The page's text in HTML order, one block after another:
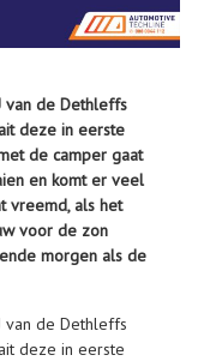
van de Dethleffs
deze in eerste
de camper gaat
en komt er veel
vreemd, als het
voor de zon
morgen als de
van de Dethleffs
deze in eerste